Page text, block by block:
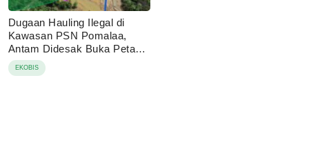
Dugaan Hauling Ilegal di
Kawasan PSN Pomalaa,
Antam Didesak Buka Peta
IUP
EKOBIS